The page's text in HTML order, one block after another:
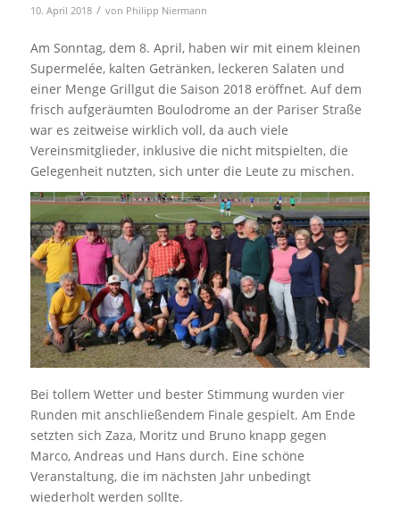
10. April 2018 / von Philipp Niermann
Am Sonntag, dem 8. April, haben wir mit einem kleinen
Supermelée, kalten Getränken, leckeren Salaten und
einer Menge Grillgut die Saison 2018 eröffnet. Auf dem
frisch aufgeräumten Boulodrome an der Pariser Straße
war es zeitweise wirklich voll, da auch viele
Vereinsmitglieder, inklusive die nicht mitspielten, die
Gelegenheit nutzten, sich unter die Leute zu mischen.
Bei tollem Wetter und bester Stimmung wurden vier
Runden mit anschließendem Finale gespielt. Am Ende
setzten sich Zaza, Moritz und Bruno knapp gegen
Marco, Andreas und Hans durch. Eine schöne
Veranstaltung, die im nächsten Jahr unbedingt
wiederholt werden sollte.